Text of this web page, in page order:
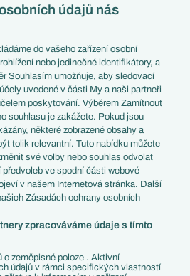
Česko
Francie
Itálie
Německo
Španělsko
Argentina
Brazílie
Přestupy
Zápasy
Livescore
Tipovací soutěž
údajů nás
do vašeho zařízení osobní
nebo jedinečné identifikátory, a
Souhlasím umožňuje, aby sledovací
uvedené v části My a naši partneři
poskytování. Výběrem Zamítnout
souhlasu je zakážete. Pokud jsou
některé zobrazené obsahy a
tolik relevantní. Tuto nabídku můžete
své volby nebo souhlas odvolat
předvoleb ve spodní části webové
v našem Internetová stránka. Další
Zásadách ochrany osobních
zpracováváme údaje s tímto
o zeměpisné poloze . Aktivní
údajů v rámci specifických vlastností